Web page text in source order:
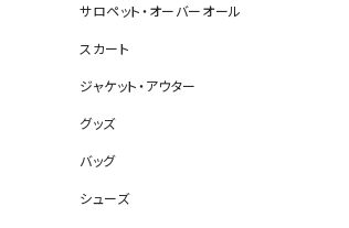
サロペット・オーバーオール
スカート
ジャケット・アウター
グッズ
バッグ
シューズ